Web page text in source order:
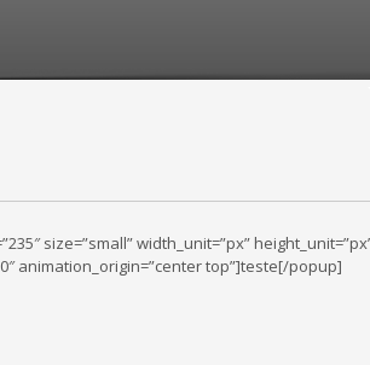
size=”small” width_unit=”px”
animation_origin=”center top”]teste[/popup]